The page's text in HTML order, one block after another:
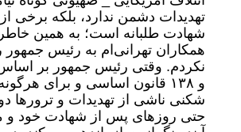
تهدیدات دشمن ندارد، بلکه برخی
شهادت طلبانه است؛ به همین خاطر
همکاران تهرانی‌ام به رئیس جمهور
و ۱۳۸ قانون اساسی و برای
شکنی ناشی از تهدیدات و ترورها
حتی روزهای پس از شهادت خود و